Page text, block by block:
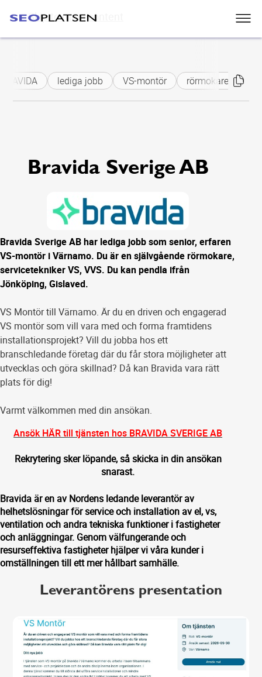
Skip to main content
lediga jobb VS-montör rörmokare
Bravida Sverige AB
Bravida Sverige AB har lediga jobb som senior, erfaren
VS-montör i Värnamo. Du är en självgående rörmokare,
servicetekniker VS, VVS. Du kan pendla ifrån
Jönköping, Gislaved.
VS Montör till Värnamo. Är du en driven och engagerad
VS montör som vill vara med och forma framtidens
installationsprojekt? Vill du jobba hos ett
branschledande företag där du får stora möjligheter att
utvecklas och göra skillnad? Då kan Bravida vara rätt
plats för dig!
Varmt välkommen med din ansökan.
Ansök HÄR till tjänsten hos BRAVIDA SVERIGE AB
Rekrytering sker löpande, så skicka in din ansökan
snarast.
Bravida är en av Nordens ledande leverantör av
helhetslösningar för service och installation av el, vs,
ventilation och andra tekniska funktioner i fastigheter
och anläggningar. Genom välfungerande och
resurseffektiva fastigheter hjälper vi våra kunder i
omställningen till ett mer hållbart samhälle.
Leverantörens presentation